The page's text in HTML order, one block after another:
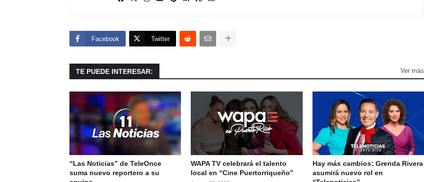
Facebook Twitter
TE PUEDE INTERESAR: Ver más
“Las Noticias” de TeleOnce
suma nuevo reportero a su
WAPA TV celebrará el talento
local en “Cine Puertorriqueño”
Hay más cambios: Grenda Rivera
asumirá nuevo rol en